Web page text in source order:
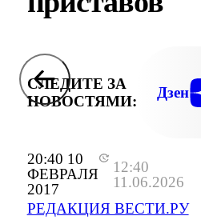
20:40 10
ФЕВРАЛЯ
2017
12:40
11.06.2026
РЕДАКЦИЯ ВЕСТИ.РУ
СЛЕДИТЕ ЗА
НОВОСТЯМИ:
Дзен